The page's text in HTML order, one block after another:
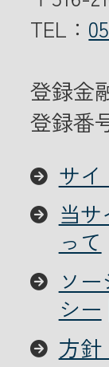
TEL：
登録金
登録番
サイ
当
って
ソ
シー
方針